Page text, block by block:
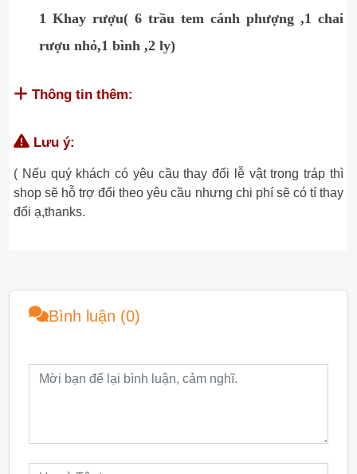
1 Khay rượu( 6 trầu tem cánh phượng ,1 chai
rượu nhỏ,1 bình ,2 ly)
Thông tin thêm:
Lưu ý:
( Nếu quý khách có yêu cầu thay đổi lễ vật trong tráp thì
shop sẽ hỗ trợ đổi theo yêu cầu nhưng chi phí sẽ có tí thay
đổi ạ,thanks.
Bình luận (0)